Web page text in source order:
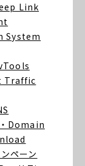
Link
System
Traffic
・Domain
ペーン